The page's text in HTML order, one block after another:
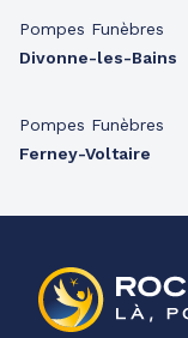
Pompes Funèbres
Divonne-les-Bains
Pompes Funèbres
Ferney-Voltaire